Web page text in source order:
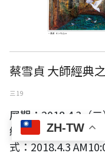
ZH-TW
蔡雪貞 大師經典
三 19
展期：2018.4.3（
總行大樓1~2樓 （
式：2018.4.3